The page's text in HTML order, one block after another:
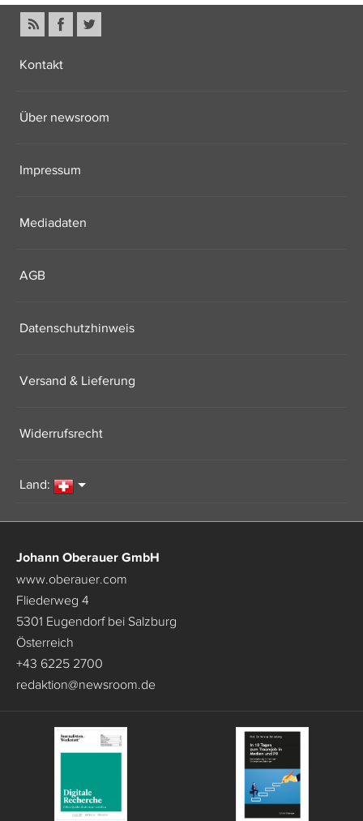
Kontakt
Über newsroom
Impressum
Mediadaten
AGB
Datenschutzhinweis
Versand & Lieferung
Widerrufsrecht
Land:
Johann Oberauer GmbH
www.oberauer.com
Fliederweg 4
5301 Eugendorf bei Salzburg
Österreich
+43 6225 2700
redaktion@newsroom.de